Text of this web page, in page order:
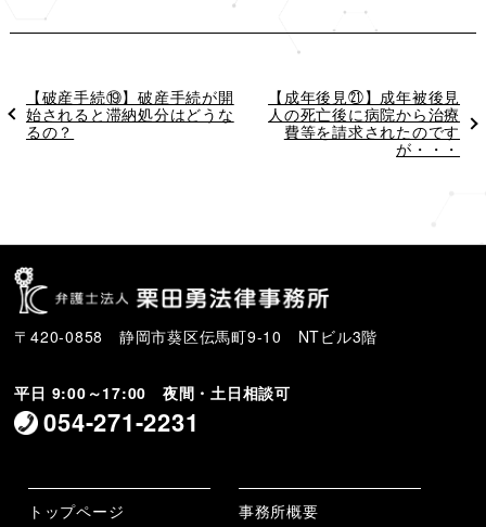
過
去
の
【破産手続⑲】破産手続が開
始されると滞納処分はどうな
るの？
次
の
【成年後見㉑】成年被後見
人の死亡後に病院から治療
費等を請求されたのです
が・・・
〒420-0858 静岡市葵区伝馬町9-10 NTビル3階
平日 9:00～17:00 夜間・土日相談可
054-271-2231
トップページ 事務所概要